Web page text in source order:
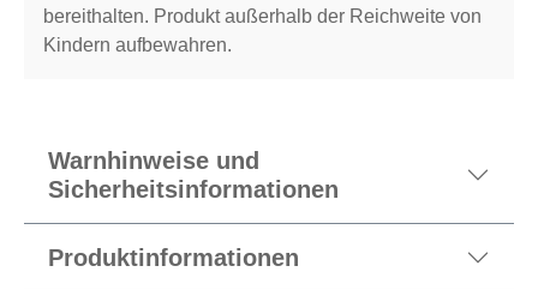
bereithalten. Produkt außerhalb der Reichweite von
Kindern aufbewahren.
Warnhinweise und
Sicherheitsinformationen
Produktinformationen